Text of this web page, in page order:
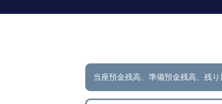
当座預金残高、準備預金残高、残り